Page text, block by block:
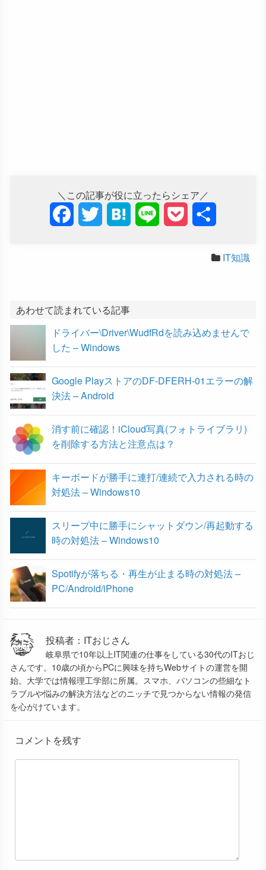
＼この記事が役に立ったらシェア／
b
o
k
t
e
a
t
IT知識
あわせて読まれている記事
ドライバー\Driver\WudfRdを読み込めませんで
した – Windows
Google PlayストアのDF-DFERH-01エラーの解
決法 – Android
消す前に確認！iCloud写真(フォトライブラリ)
を削除する方法と注意点は？
キーボードが勝手に連打/連続で入力される時の
対処法 – Windows10
スリープ中に勝手にシャットダウン/再起動する
時の対処法 – Windows10
Spotifyが落ちる・再生が止まる時の対処法 –
PC/Android/iPhone
投稿者：ITおじさん
岐阜県で10年以上IT関連の仕事をしている30代のITおじ
さんです。10歳の頃からPCに興味を持ちWebサイトの運営を開
始。大学では情報理工学部に所属。スマホ、パソコンの些細なト
ラブルや悩みの解決方法などのニッチで見つからない情報の発信
を心がけています。
コメントを残す